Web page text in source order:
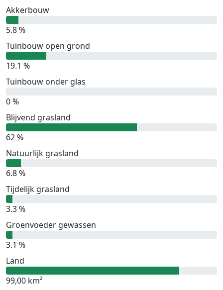
Akkerbouw
5.8 %
Tuinbouw open grond
19.1 %
Tuinbouw onder glas
0 %
Blijvend grasland
62 %
Natuurlijk grasland
6.8 %
Tijdelijk grasland
3.3 %
Groenvoeder gewassen
3.1 %
Land
99,00 km²